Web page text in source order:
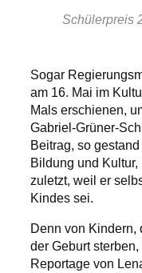
Schülerpreis
Sogar
am 16. Mai im
Mals erschienen,
Gabriel-Grüner-
Beitrag, so
Bildung und
zuletzt, weil er
Kindes sei.
Denn von Kindern,
der Geburt
Reportage von